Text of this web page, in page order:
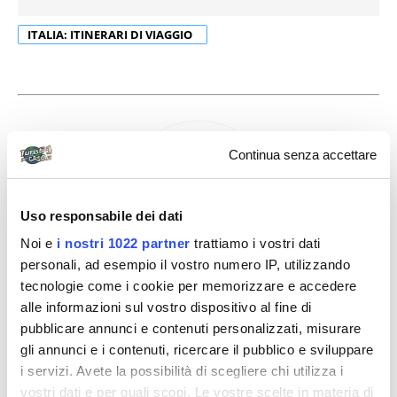
Continua senza accettare
Uso responsabile dei dati
Noi e i nostri 1022 partner trattiamo i vostri dati
personali, ad esempio il vostro numero IP, utilizzando
tecnologie come i cookie per memorizzare e accedere
alle informazioni sul vostro dispositivo al fine di
pubblicare annunci e contenuti personalizzati, misurare
gli annunci e i contenuti, ricercare il pubblico e sviluppare
i servizi. Avete la possibilità di scegliere chi utilizza i
vostri dati e per quali scopi. Le vostre scelte in materia di
ITALIA: ITINERARI DI VIAGGIO
Giorgia Cavandoli
I consigli dei turisti